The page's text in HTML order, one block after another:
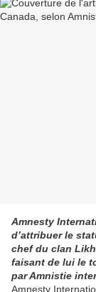
Amnesty
d’attribuer le
chef du clan
faisant de lui le
par Amnistie
Amnesty